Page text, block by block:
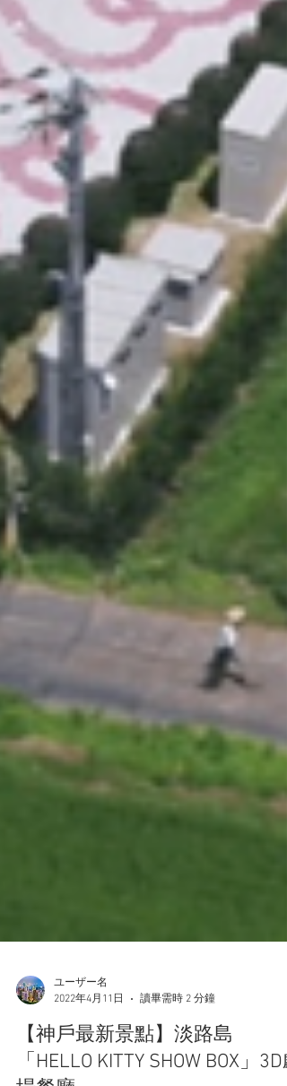
ユーザー名
2022年4月11日
讀畢需時 2 分鐘